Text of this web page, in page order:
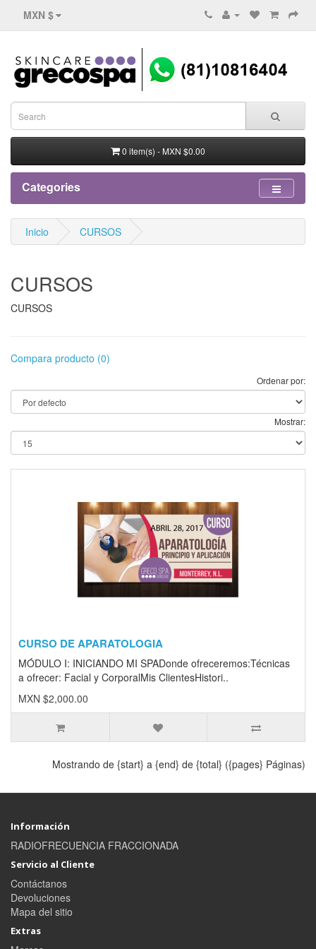
MXN $
0 item(s) - MXN $0.00
Categories
Inicio CURSOS
CURSOS
CURSOS
Compara producto (0)
Ordenar por:
Mostrar:
CURSO DE APARATOLOGIA
MÓDULO I: INICIANDO MI SPADonde ofreceremos:Técnicas
a ofrecer: Facial y CorporalMis ClientesHistori..
MXN $2,000.00
Mostrando de {start} a {end} de {total} ({pages} Páginas)
Información
RADIOFRECUENCIA FRACCIONADA
Servicio al Cliente
Contáctanos
Devoluciones
Mapa del sitio
Extras